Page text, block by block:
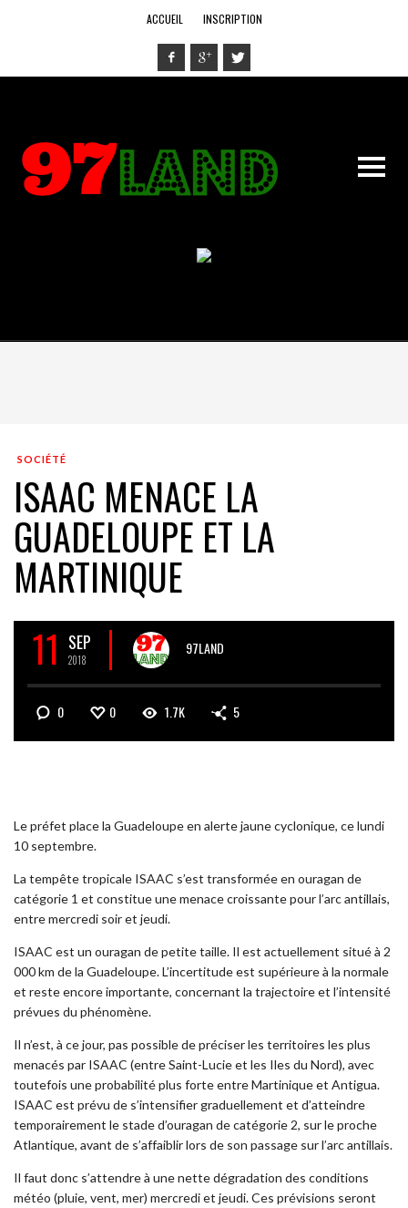
ACCUEIL INSCRIPTION
SOCIÉTÉ
ISAAC MENACE LA
GUADELOUPE ET LA
MARTINIQUE
11 SEP
2018
97LAND
0 0 1.7K 5
Le préfet place la Guadeloupe en alerte jaune cyclonique, ce lundi
10 septembre.
La tempête tropicale ISAAC s’est transformée en ouragan de
catégorie 1 et constitue une menace croissante pour l’arc antillais,
entre mercredi soir et jeudi.
ISAAC est un ouragan de petite taille. Il est actuellement situé à 2
000 km de la Guadeloupe. L’incertitude est supérieure à la normale
et reste encore importante, concernant la trajectoire et l’intensité
prévues du phénomène.
Il n’est, à ce jour, pas possible de préciser les territoires les plus
menacés par ISAAC (entre Saint-Lucie et les Iles du Nord), avec
toutefois une probabilité plus forte entre Martinique et Antigua.
ISAAC est prévu de s’intensifier graduellement et d’atteindre
temporairement le stade d’ouragan de catégorie 2, sur le proche
Atlantique, avant de s’affaiblir lors de son passage sur l’arc antillais.
Il faut donc s’attendre à une nette dégradation des conditions
météo (pluie, vent, mer) mercredi et jeudi. Ces prévisions seront